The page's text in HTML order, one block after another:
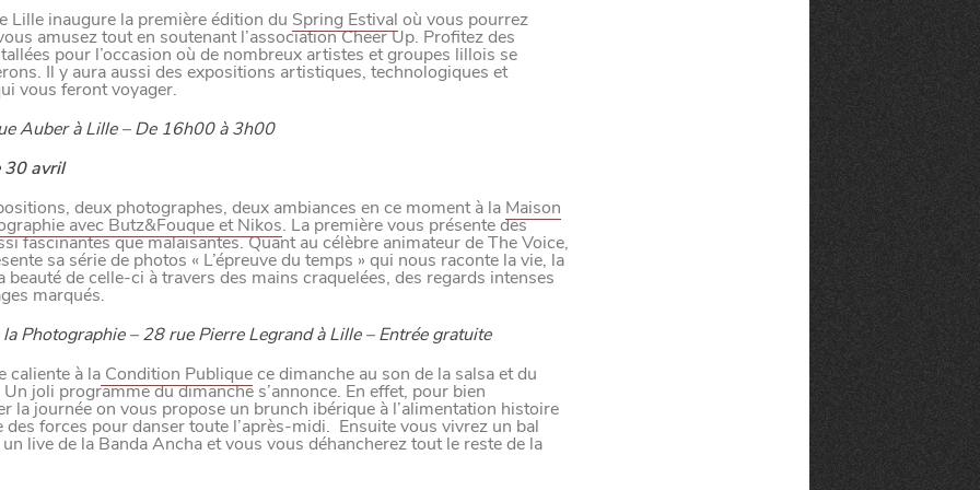
FAMILLLES
Lille inaugure la première édition du Spring Estival où vous pourrez
amusez tout en soutenant l’association Cheer Up. Profitez des
pour l’occasion où de nombreux artistes et groupes lillois se
Il y aura aussi des expositions artistiques, technologiques et
vous feront voyager.
Auber à Lille – De 16h00 à 3h00
30 avril
deux photographes, deux ambiances en ce moment à la Maison
avec Butz&Fouque et Nikos. La première vous présente des
fascinantes que malaisantes. Quant au célèbre animateur de The Voice,
sa série de photos « L’épreuve du temps » qui nous raconte la vie, la
beauté de celle-ci à travers des mains craquelées, des regards intenses
marqués.
Photographie – 28 rue Pierre Legrand à Lille – Entrée gratuite
caliente à laCondition Publiquece dimanche au son de la salsa et du
joli programme du dimanche s’annonce. En effet, pour bien
la journée on vous propose un brunch ibérique à l’alimentation histoire
des forces pour danser toute l’après-midi. Ensuite vous vivrez un bal
un live de la Banda Ancha et vous vous déhancherez tout le reste de la